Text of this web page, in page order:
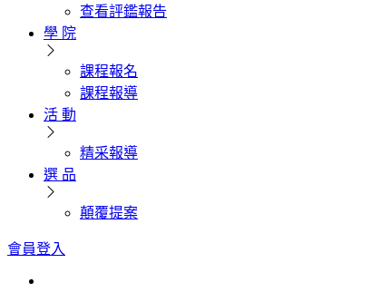
查看評鑑報告
學 院
課程報名
課程報導
活 動
精采報導
選 品
顛覆提案
會員登入